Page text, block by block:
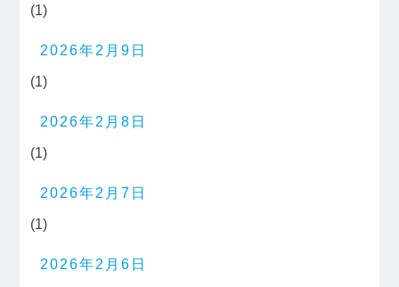
(1)
2026年2月9日
(1)
2026年2月8日
(1)
2026年2月7日
(1)
2026年2月6日